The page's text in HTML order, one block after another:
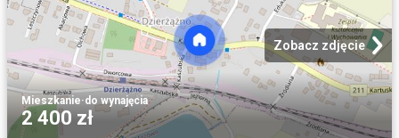
Zobacz zdjęcie
Mieszkanie·do wynajęcia
2 400 zł